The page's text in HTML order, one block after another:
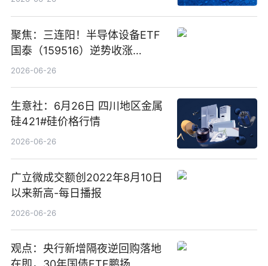
聚焦：三连阳！半导体设备ETF
国泰（159516）逆势收涨
3.5%，近10日累计净流入超65
2026-06-26
生意社：6月26日 四川地区金属
硅421#硅价格行情
2026-06-26
广立微成交额创2022年8月10日
以来新高-每日播报
2026-06-26
观点：央行新增隔夜逆回购落地